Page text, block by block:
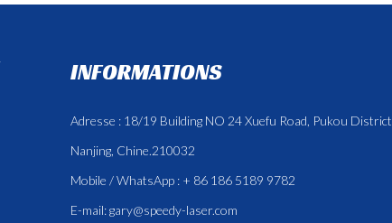
INFORMATIONS
Adresse : 18/19 Building NO 24 Xuefu Road, Pukou District,
Nanjing, Chine.210032
Mobile / WhatsApp : + 86 186 5189 9782
E-mail:gary@speedy-laser.com